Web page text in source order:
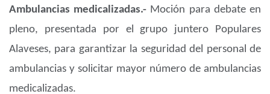
Ambulancias medicalizadas.- Moción para debate en
pleno, presentada por el grupo juntero Populares
Alaveses, para garantizar la seguridad del personal de
ambulancias y solicitar mayor número de ambulancias
medicalizadas.